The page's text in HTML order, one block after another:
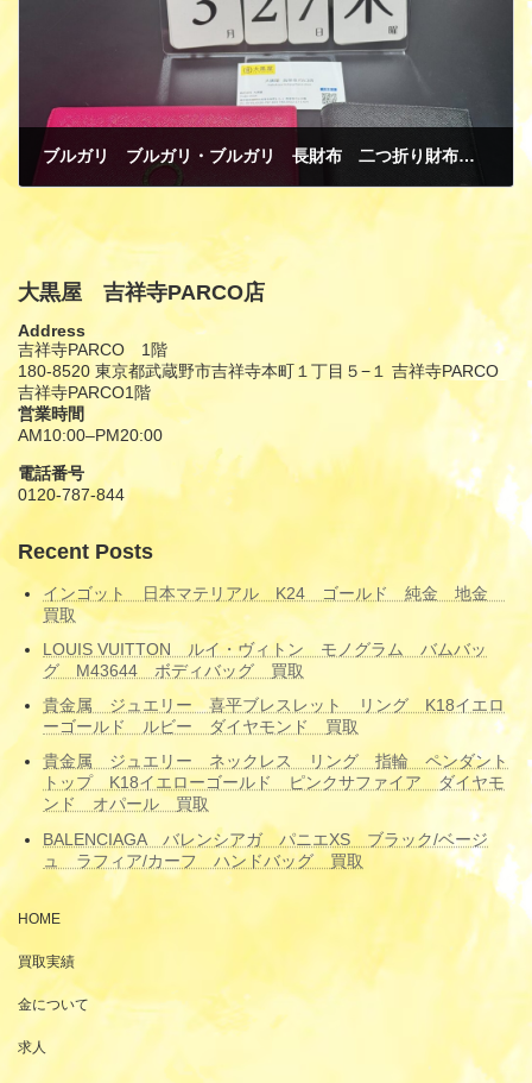
ブルガリ ブルガリ・ブルガリ 長財布 二つ折り財布 ピンク ブラック 買取
大黒屋 吉祥寺PARCO店
Address
吉祥寺PARCO 1階
180-8520 東京都武蔵野市吉祥寺本町１丁目５−１ 吉祥寺PARCO
吉祥寺PARCO1階
営業時間
AM10:00–PM20:00
電話番号
0120-787-844
Recent Posts
インゴット 日本マテリアル K24 ゴールド 純金 地金
買取
LOUIS VUITTON ルイ・ヴィトン モノグラム バムバッ
グ M43644 ボディバッグ 買取
貴金属 ジュエリー 喜平ブレスレット リング K18イエロ
ーゴールド ルビー ダイヤモンド 買取
貴金属 ジュエリー ネックレス リング 指輪 ペンダント
トップ K18イエローゴールド ピンクサファイア ダイヤモ
ンド オパール 買取
BALENCIAGA バレンシアガ パニエXS ブラック/ベージ
ュ ラフィア/カーフ ハンドバッグ 買取
HOME
買取実績
金について
求人